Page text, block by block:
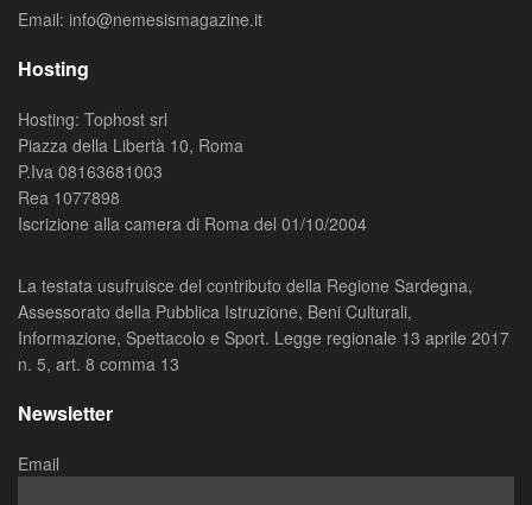
Email: info@nemesismagazine.it
Hosting
Hosting: Tophost srl
Piazza della Libertà 10, Roma
P.Iva 08163681003
Rea 1077898
Iscrizione alla camera di Roma del 01/10/2004
La testata usufruisce del contributo della Regione Sardegna,
Assessorato della Pubblica Istruzione, Beni Culturali,
Informazione, Spettacolo e Sport. Legge regionale 13 aprile 2017
n. 5, art. 8 comma 13
Newsletter
Email